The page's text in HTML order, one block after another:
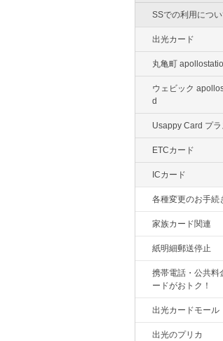
SSでの利用につ
出光カード
丸亀町
ウェビック
d
Usappy Card プラ
ETCカード
ICカード
各種変更のお手続
家族カード関連
紙明細郵送停止
携帯電話・公共料
ードがおトク！
出光カードモール
出光のプリカ